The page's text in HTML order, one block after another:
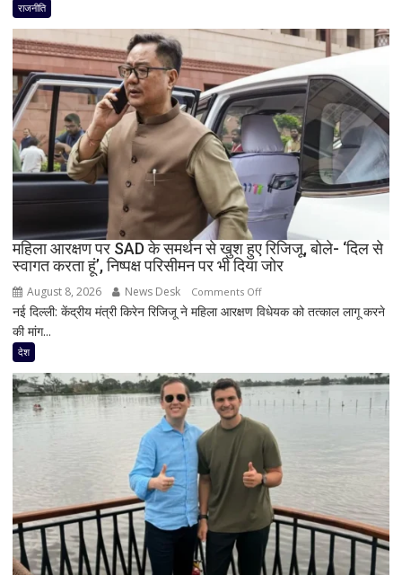
में
फिर
हलचल!
PM
मोदी
से
मिलेंगे
पवार
गुट
के
सभी
8
डीलिमिटेशन
बढ़ी
सियासी
अटकलें
राजनीति
महिला आरक्षण पर SAD के समर्थन से खुश हुए रिजिजू, बोले- ‘दिल से
स्वागत करता हूं’, निष्पक्ष परिसीमन पर भी दिया जोर
August 8, 2026 News Desk Comments Offon
महिला
के
समर्थन
से
खुश
हुए
रिजिजू,
बोले-
‘दिल
से
स्वागत
नई दिल्ली: केंद्रीय मंत्री किरेन रिजिजू ने महिला आरक्षण विधेयक को तत्काल लागू करने
की मांग...
देश